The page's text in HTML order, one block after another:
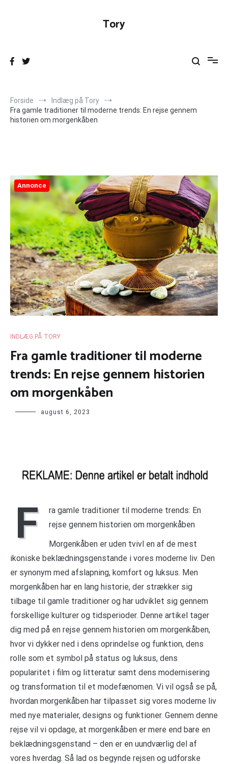
Tory
Forside
Indlæg på Tory
Fra gamle traditioner til moderne trends: En rejse gennem
historien om morgenkåben
Annonce
INDLÆG PÅ TORY
Fra gamle traditioner til moderne
trends: En rejse gennem historien
om morgenkåben
august 6, 2023
F
ra gamle traditioner til moderne trends: En
rejse gennem historien om morgenkåben
Morgenkåben er uden tvivl en af de mest
ikoniske beklædningsgenstande i vores moderne liv. Den
er synonym med afslapning, komfort og luksus. Men
morgenkåben har en lang historie, der strækker sig
tilbage til gamle traditioner og har udviklet sig gennem
forskellige kulturer og tidsperioder. Denne artikel tager
dig med på en rejse gennem historien om morgenkåben,
hvor vi dykker ned i dens oprindelse og funktion, dens
rolle som et symbol på status og luksus, dens
popularitet i film og litteratur samt dens modernisering
og transformation til et modefænomen. Vi vil også se på,
hvordan morgenkåben har tilpasset sig vores moderne liv
med nye materialer, designs og funktioner. Gennem denne
rejse vil vi opdage, at morgenkåben er mere end bare en
beklædningsgenstand – den er en uundværlig del af
vores hverdag. Så lad os begynde rejsen og udforske